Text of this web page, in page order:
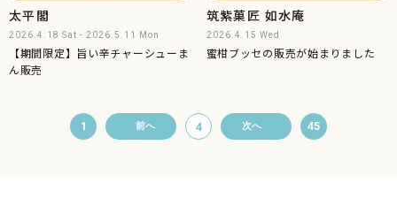
太平閣
2026.4.18 Sat - 2026.5.11 Mon
【期間限定】旨い辛チャーシューま
ん販売
筑紫菓匠 如水庵
2026.4.15 Wed
蜜柑ブッセの販売が始まりました
1 前へ 4 次へ 45